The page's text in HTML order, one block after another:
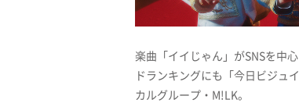
楽曲「イイじゃん」がSNSを中
ドランキングにも「今日ビジュ
カルグループ・M!LK。